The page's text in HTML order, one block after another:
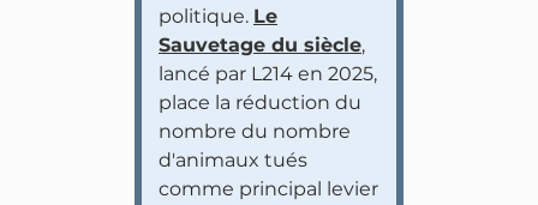
politique. Le
Sauvetage du siècle,
lancé par L214 en 2025,
place la réduction du
nombre du nombre
d'animaux tués
comme principal levier